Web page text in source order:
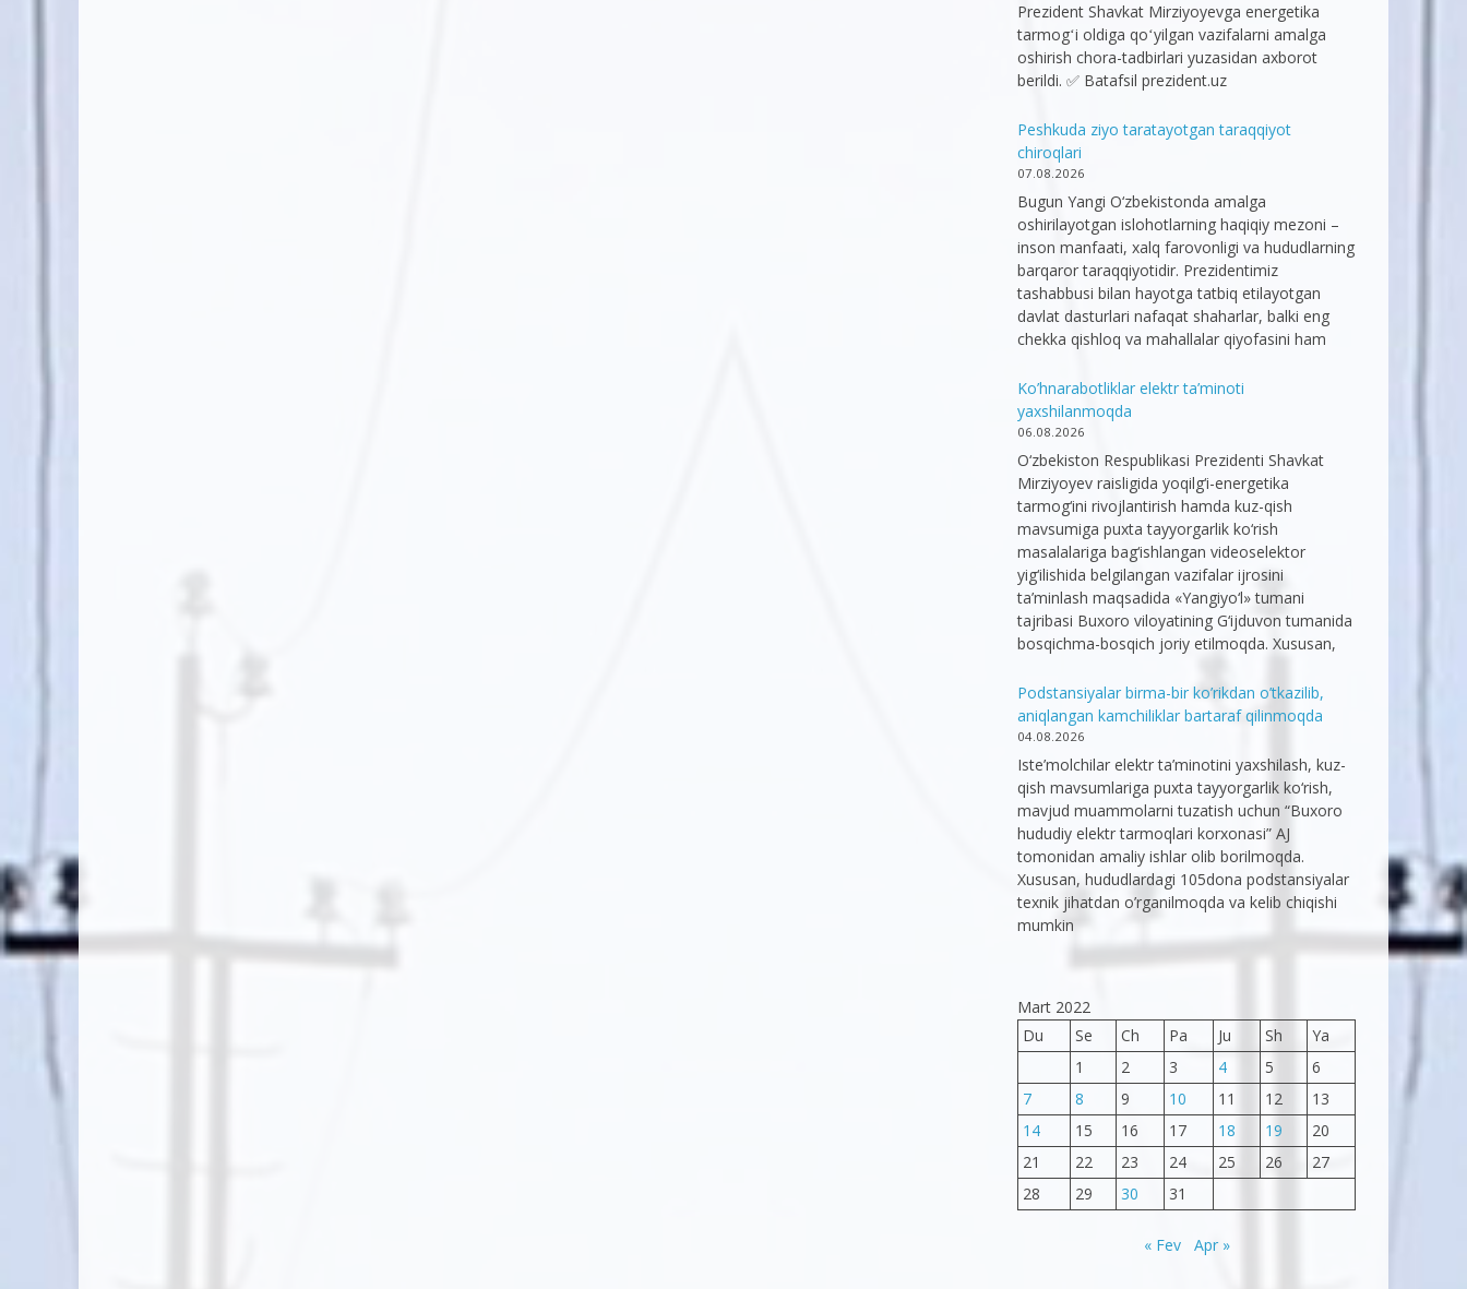
Prezident Shavkat Mirziyoyevga energetika
tarmogʻi oldiga qoʻyilgan vazifalarni amalga
oshirish chora-tadbirlari yuzasidan axborot
berildi. ✅ Batafsil prezident.uz
Peshkuda ziyo taratayotgan taraqqiyot
chiroqlari
07.08.2026
Bugun Yangi O‘zbekistonda amalga
oshirilayotgan islohotlarning haqiqiy mezoni –
inson manfaati, xalq farovonligi va hududlarning
barqaror taraqqiyotidir. Prezidentimiz
tashabbusi bilan hayotga tatbiq etilayotgan
davlat dasturlari nafaqat shaharlar, balki eng
chekka qishloq va mahallalar qiyofasini ham
Ko’hnarabotliklar elektr ta’minoti
yaxshilanmoqda
06.08.2026
O‘zbekiston Respublikasi Prezidenti Shavkat
Mirziyoyev raisligida yoqilg‘i-energetika
tarmog‘ini rivojlantirish hamda kuz-qish
mavsumiga puxta tayyorgarlik ko‘rish
masalalariga bag‘ishlangan videoselektor
yig‘ilishida belgilangan vazifalar ijrosini
ta’minlash maqsadida «Yangiyo‘l» tumani
tajribasi Buxoro viloyatining G‘ijduvon tumanida
bosqichma-bosqich joriy etilmoqda. Xususan,
Podstansiyalar birma-bir ko’rikdan o’tkazilib,
aniqlangan kamchiliklar bartaraf qilinmoqda
04.08.2026
Iste’molchilar elektr ta’minotini yaxshilash, kuz-
qish mavsumlariga puxta tayyorgarlik ko‘rish,
mavjud muammolarni tuzatish uchun “Buxoro
hududiy elektr tarmoqlari korxonasi” AJ
tomonidan amaliy ishlar olib borilmoqda.
Xususan, hududlardagi 105dona podstansiyalar
texnik jihatdan o’rganilmoqda va kelib chiqishi
mumkin
Mart 2022
Du
Se Ch Pa Ju Sh
Ya
1
2 3 4 5
6
7
8 9 10 11 12
13
14
15 16 17 18 19
20
21
22 23 24 25 26
27
28
29 30 31
« Fev Apr »